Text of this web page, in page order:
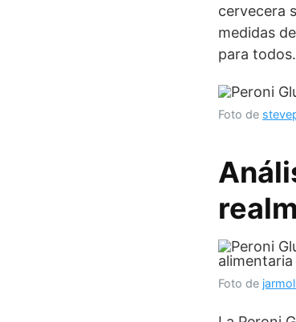
cervecera
medidas
para todos.
Foto de
Foto de